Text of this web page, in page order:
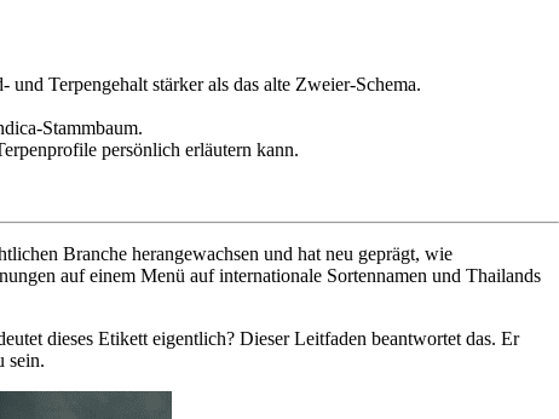
Terpengehalt stärker als das alte Zweier-Schema.
Stammbaum.
persönlich erläutern kann.
Branche herangewachsen und hat neu geprägt, wie
auf einem Menü auf internationale Sortennamen und Thailands
dieses Etikett eigentlich? Dieser Leitfaden beantwortet das. Er
sein.